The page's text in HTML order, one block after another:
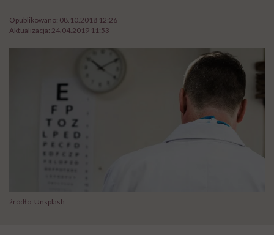
Opublikowano: 08.10.2018 12:26
Aktualizacja: 24.04.2019 11:53
źródło: Unsplash